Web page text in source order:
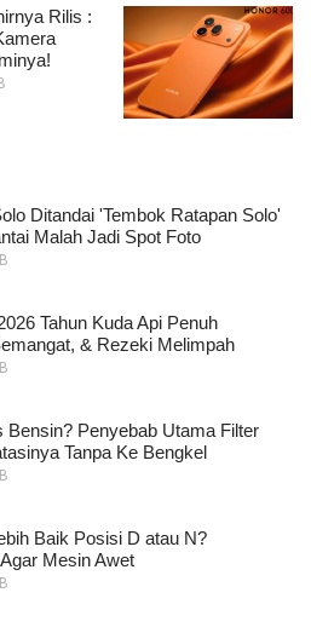
Rilis :
Ditandai 'Tembok Ratapan Solo'
Malah Jadi Spot Foto
Tahun Kuda Api Penuh
& Rezeki Melimpah
Penyebab Utama Filter
Tanpa Ke Bengkel
Baik Posisi D atau N?
Mesin Awet